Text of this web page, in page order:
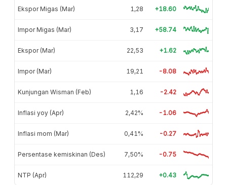
Ekspor Migas (Mar) 1,28 +18.60
Impor Migas (Mar) 3,17 +58.74
Ekspor (Mar) 22,53 +1.62
Impor (Mar) 19,21 -8.08
Kunjungan Wisman (Feb) 1,16 -2.42
Inflasi yoy (Apr) 2,42% -1.06
Inflasi mom (Mar) 0,41% -0.27
Persentase kemiskinan (Des) 7,50% -0.75
NTP (Apr) 112,29 +0.43